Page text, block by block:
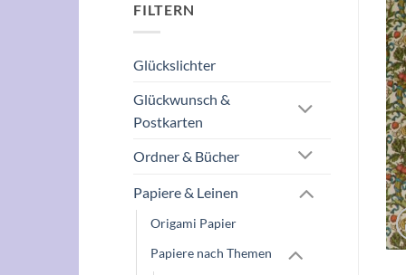
FILTERN
Glückslichter
Glückwunsch &
Postkarten
Ordner & Bücher
Papiere & Leinen
Origami Papier
Papiere nach Themen